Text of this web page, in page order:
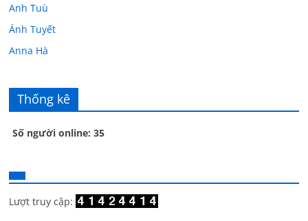
Anh Tuù
Ánh Tuyết
Anna Hà
Âu Tú Vân
Bác sĩ Hoa
Bác sĩ Stephen Mak
Bác Đạt
Bạch Cúc
Thống kê
Số người online: 35
Lượt truy cập: